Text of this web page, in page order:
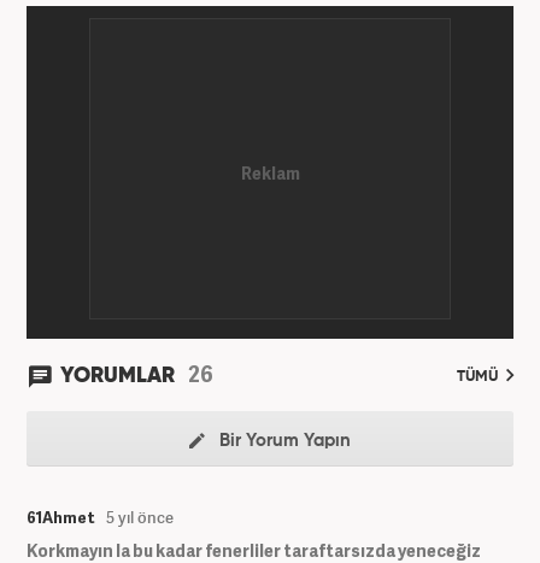
YORUMLAR 26 TÜMÜ
Bir Yorum Yapın
61Ahmet 5 yıl önce
Korkmayın la bu kadar fenerliler taraftarsızda yeneceğiz